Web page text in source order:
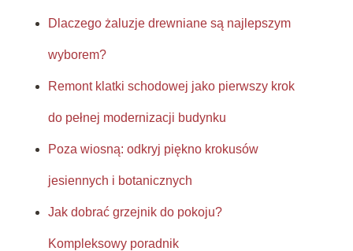
Dlaczego żaluzje drewniane są najlepszym
wyborem?
Remont klatki schodowej jako pierwszy krok
do pełnej modernizacji budynku
Poza wiosną: odkryj piękno krokusów
jesiennych i botanicznych
Jak dobrać grzejnik do pokoju?
Kompleksowy poradnik